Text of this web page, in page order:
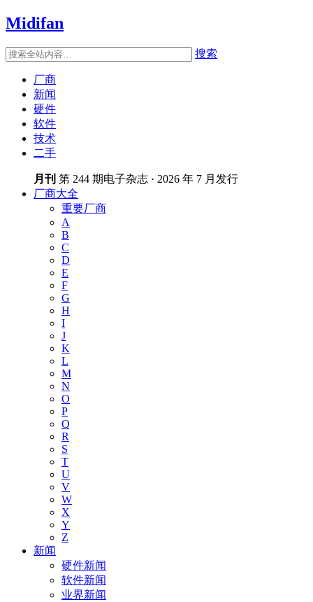
Midifan
搜索
厂商
新闻
硬件
软件
技术
二手
月刊 第 244 期电子杂志 · 2026 年 7 月发行
厂商大全
重要厂商
A
B
C
D
E
F
G
H
I
J
K
L
M
N
O
P
Q
R
S
T
U
V
W
X
Y
Z
新闻
硬件新闻
软件新闻
业界新闻